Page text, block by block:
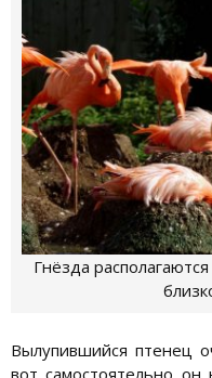
Гнёзда
Вылупившийся птенец
вот самостоятельно